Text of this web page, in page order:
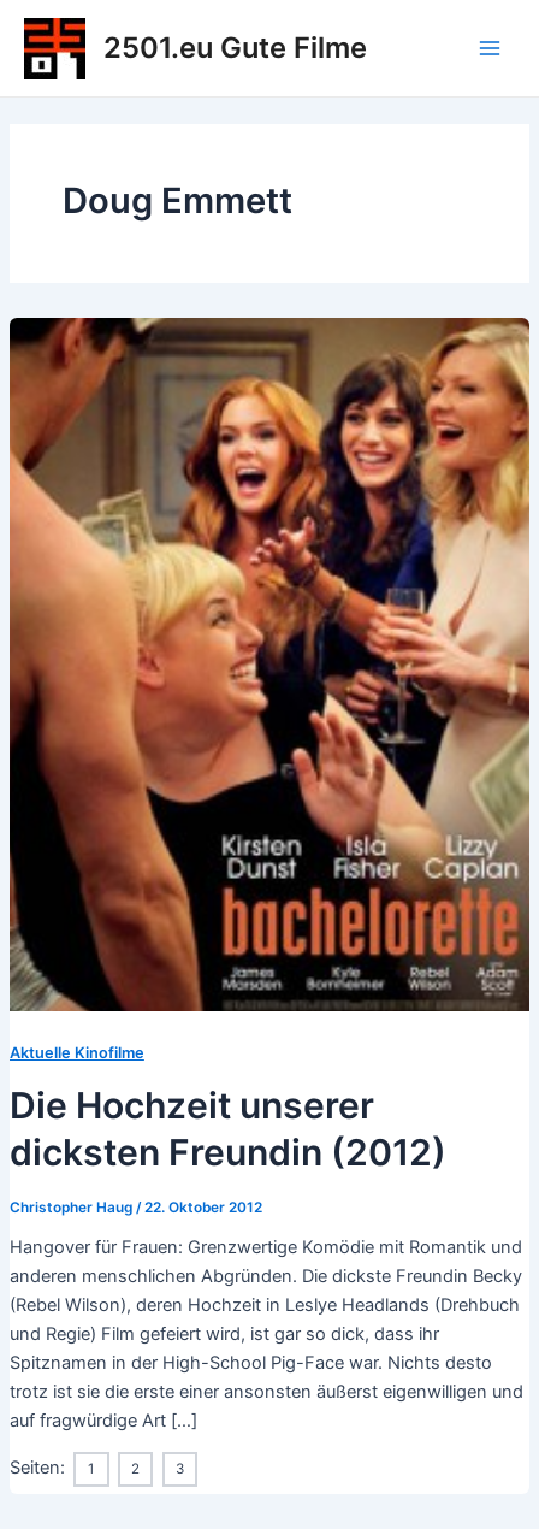
Zum
Inhalt
springen
2501.eu Gute Filme
Doug Emmett
Aktuelle Kinofilme
Die Hochzeit unserer
dicksten Freundin (2012)
Christopher Haug /22. Oktober 2012
Hangover für Frauen: Grenzwertige Komödie mit Romantik und
anderen menschlichen Abgründen. Die dickste Freundin Becky
(Rebel Wilson), deren Hochzeit in Leslye Headlands (Drehbuch
und Regie) Film gefeiert wird, ist gar so dick, dass ihr
Spitznamen in der High-School Pig-Face war. Nichts desto
trotz ist sie die erste einer ansonsten äußerst eigenwilligen und
auf fragwürdige Art […]
Seiten: 1 2 3